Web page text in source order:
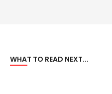
WHAT TO READ NEXT...